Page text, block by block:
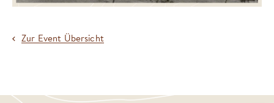
Zur Event Übersicht